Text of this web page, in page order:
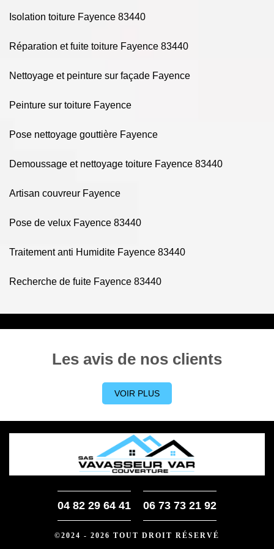
Isolation toiture Fayence 83440
Réparation et fuite toiture Fayence 83440
Nettoyage et peinture sur façade Fayence
Peinture sur toiture Fayence
Pose nettoyage gouttière Fayence
Demoussage et nettoyage toiture Fayence 83440
Artisan couvreur Fayence
Pose de velux Fayence 83440
Traitement anti Humidite Fayence 83440
Recherche de fuite Fayence 83440
Les avis de nos clients
VOIR PLUS
04 82 29 64 41 06 73 73 21 92
©2024 - 2026 TOUT DROIT RÉSERVÉ